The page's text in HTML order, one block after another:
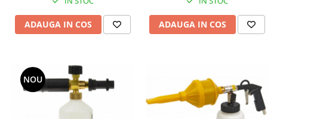
ADAUGA IN COS ADAUGA IN COS
NOU